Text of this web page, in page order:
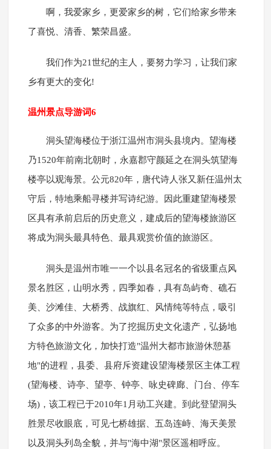
啊，我爱家乡，更爱家乡的树，它们给家乡带来
了喜悦、清香、繁荣昌盛。
我们作为21世纪的主人，要努力学习，让我们家
乡有更大的变化!
温州景点导游词6
洞头望海楼位于浙江温州市洞头县境内。望海楼
乃1520年前南北朝时，永嘉郡守颜延之在洞头筑望海
楼亭以观海景。公元820年，唐代诗人张又新任温州太
守后，特地乘船寻楼并写诗纪游。因此重建望海楼景
区具有承前启后的历史意义，建成后的望海楼旅游区
将成为洞头最具特色、最具观赏价值的旅游区。
洞头是温州市唯一一个以县名冠名的省级重点风
景名胜区，山明水秀，四季如春，具有岛屿奇、礁石
美、沙滩佳、大桥秀、战旗红、风情纯等特点，吸引
了众多的中外游客。为了挖掘历史文化遗产，弘扬地
方特色旅游文化，加快打造"温州大都市旅游休憩基
地"的进程，县委、县府斥资建设望海楼景区主体工程
(望海楼、诗亭、望亭、钟亭、咏史碑廊、门台、停车
场)，该工程已于2010年1月动工兴建。到此登望洞头
胜景尽收眼底，可见七桥雄据、五岛连峙、海天美景
以及洞头列岛全貌，并与"海中湖"景区遥相呼应。